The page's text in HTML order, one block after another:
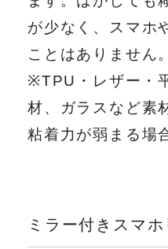
が少なく、スマホ
ことはありません。
※TPU・レザー・
材、ガラスなど素
粘着力が弱まる場
ミラー付きスマ